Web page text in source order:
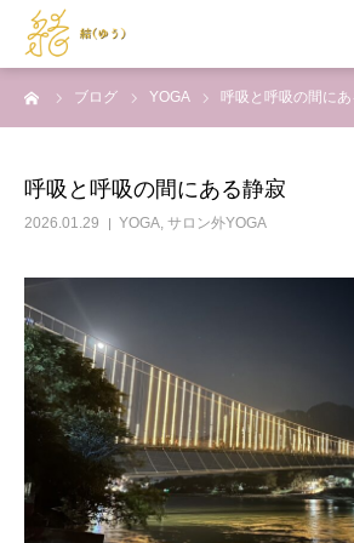
ブログ YOGA 呼吸と呼吸の間に
呼吸と呼吸の間にある静寂
2026.01.29 YOGA, サロン外YOGA
HOME
施術例
お問い合わせ